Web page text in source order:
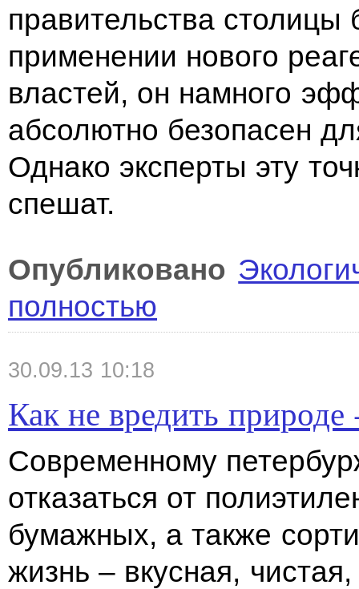
правительства
применении нового
властей, он намного
абсолютно безопасен
Однако эксперты эту
спешат.
Опубликовано
полностью
30.09.13 10:18
Как не вредить
Современному
отказаться от
бумажных, а также
жизнь – вкусная,